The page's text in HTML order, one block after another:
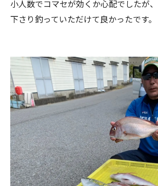
小人数でコマセが効くか心配でしたが
下さり釣っていただけて良かったです。